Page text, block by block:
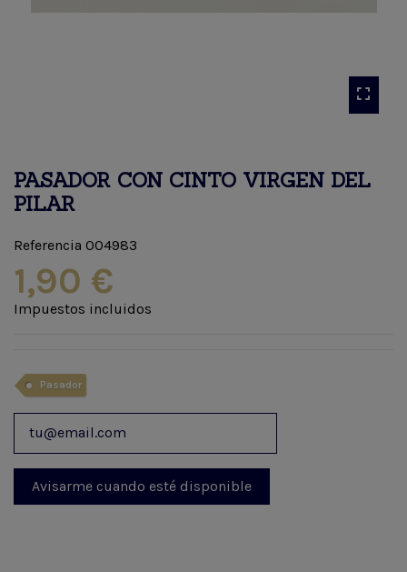
PASADOR CON CINTO VIRGEN DEL
PILAR
Referencia 004983
1,90 €
Impuestos incluidos
Pasador